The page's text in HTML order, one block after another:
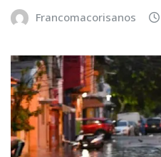
Francomacorisanos